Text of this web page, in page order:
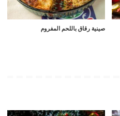
صينية رقاق باللحم المفروم